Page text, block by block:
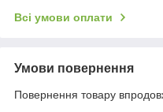
Всі умови оплати
Умови повернення
Повернення товару